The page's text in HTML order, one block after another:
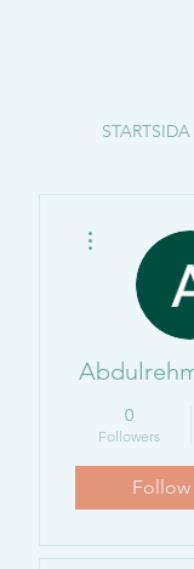
STARTSIDA
0
Followers
Follow